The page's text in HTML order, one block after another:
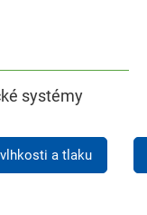
systémy
a tlaku